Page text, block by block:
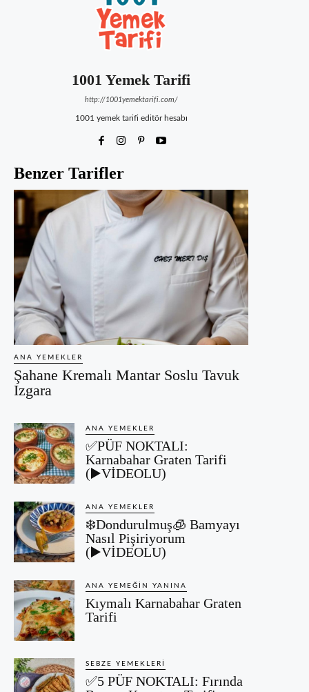
1001 Yemek Tarifi
http://1001yemektarifi.com/
1001 yemek tarifi editör hesabı
Benzer Tarifler
ANA YEMEKLER
Şahane Kremalı Mantar Soslu Tavuk
Izgara
ANA YEMEKLER
✅PÜF NOKTALI:
Karnabahar Graten Tarifi
(▶️VİDEOLU)
ANA YEMEKLER
❄️Dondurulmuş🧊 Bamyayı
Nasıl Pişiriyorum
(▶️VİDEOLU)
ANA YEMEĞIN YANINA
Kıymalı Karnabahar Graten
Tarifi
SEBZE YEMEKLERI
✅5 PÜF NOKTALI: Fırında